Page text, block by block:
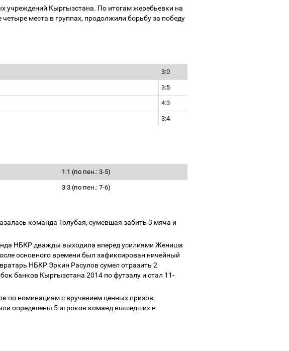
учреждений Кыргызстана. По итогам жеребьевки на
места в группах, продолжили борьбу за победу
3:0
3:5
4:3
3:4
1:1 (по пен.: 3-5)
3:3 (по пен.: 7-6)
команда Толубая, сумевшая забить 3 мяча и
НБКР дважды выходила вперед усилиями Жениша
основного времени был зафиксирован ничейный
НБКР Эркин Расулов сумел отразить 2
банков Кыргызстана 2014 по футзалу и стал 11-
по номинациям с вручением ценных призов.
определены 5 игроков команд вышедших в